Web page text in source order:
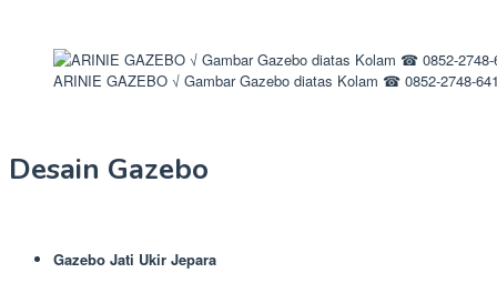
ARINIE GAZEBO √ Gambar Gazebo diatas Kolam ☎ 0852-2748-
Desain Gazebo
Gazebo Jati Ukir Jepara